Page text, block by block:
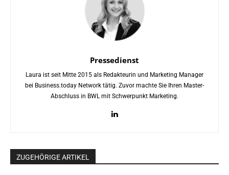
Pressedienst
Laura ist seit Mitte 2015 als Redakteurin und Marketing Manager
bei Business.today Network tätig. Zuvor machte Sie Ihren Master-
Abschluss in BWL mit Schwerpunkt Marketing.
ZUGEHÖRIGE ARTIKEL